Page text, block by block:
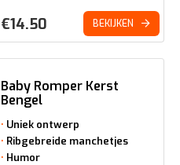
€14.50 BEKIJKEN
Baby Romper Kerst
Bengel
Uniek ontwerp
Ribgebreide manchetjes
Humor